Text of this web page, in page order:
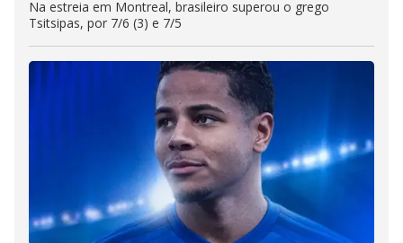
Na estreia em Montreal, brasileiro superou o grego
Tsitsipas, por 7/6 (3) e 7/5